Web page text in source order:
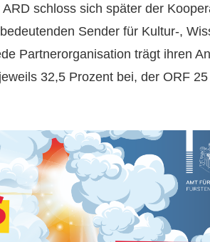
schloss sich später der
Sender für Kultur-,
Partnerorganisation trägt ihren
32,5 Prozent bei, der ORF